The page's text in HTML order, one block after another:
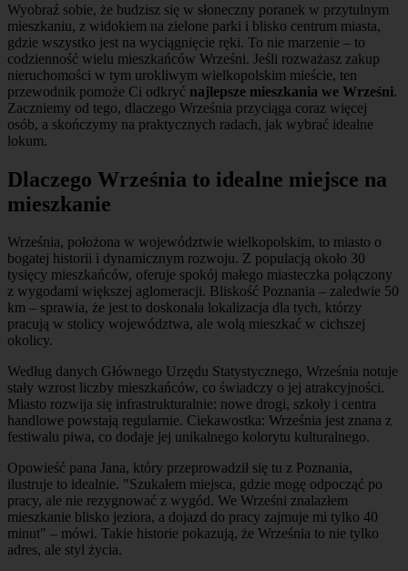
Wyobraź sobie, że budzisz się w słoneczny poranek w przytulnym
mieszkaniu, z widokiem na zielone parki i blisko centrum miasta,
gdzie wszystko jest na wyciągnięcie ręki. To nie marzenie – to
codzienność wielu mieszkańców Wrześni. Jeśli rozważasz zakup
nieruchomości w tym urokliwym wielkopolskim mieście, ten
przewodnik pomoże Ci odkryć najlepsze mieszkania we Wrześni.
Zaczniemy od tego, dlaczego Września przyciąga coraz więcej
osób, a skończymy na praktycznych radach, jak wybrać idealne
lokum.
Dlaczego Września to idealne miejsce na
mieszkanie
Września, położona w województwie wielkopolskim, to miasto o
bogatej historii i dynamicznym rozwoju. Z populacją około 30
tysięcy mieszkańców, oferuje spokój małego miasteczka połączony
z wygodami większej aglomeracji. Bliskość Poznania – zaledwie 50
km – sprawia, że jest to doskonała lokalizacja dla tych, którzy
pracują w stolicy województwa, ale wolą mieszkać w cichszej
okolicy.
Według danych Głównego Urzędu Statystycznego, Września notuje
stały wzrost liczby mieszkańców, co świadczy o jej atrakcyjności.
Miasto rozwija się infrastrukturalnie: nowe drogi, szkoły i centra
handlowe powstają regularnie. Ciekawostka: Września jest znana z
festiwalu piwa, co dodaje jej unikalnego kolorytu kulturalnego.
Opowieść pana Jana, który przeprowadził się tu z Poznania,
ilustruje to idealnie. "Szukałem miejsca, gdzie mogę odpocząć po
pracy, ale nie rezygnować z wygód. We Wrześni znalazłem
mieszkanie blisko jeziora, a dojazd do pracy zajmuje mi tylko 40
minut" – mówi. Takie historie pokazują, że Września to nie tylko
adres, ale styl życia.